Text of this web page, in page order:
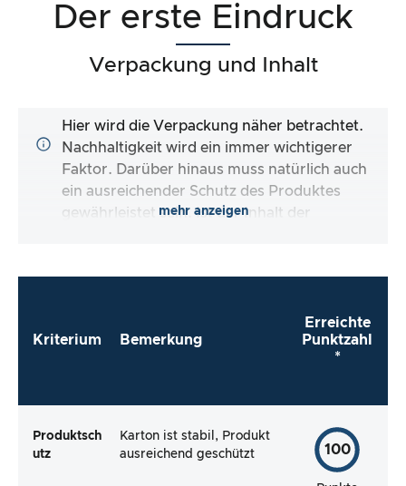
Der erste Eindruck
Verpackung und Inhalt
Hier wird die Verpackung näher betrachtet.
Nachhaltigkeit wird ein immer wichtigerer
Faktor. Darüber hinaus muss natürlich auch
ein ausreichender Schutz des Produktes
gewährleistet sein. Ist der Inhalt der
direkt zu verwenden?
mehr anzeigen
Kriterium Bemerkung
Erreichte
Punktzahl
*
Produktsch
utz
Karton ist stabil, Produkt
ausreichend geschützt
100